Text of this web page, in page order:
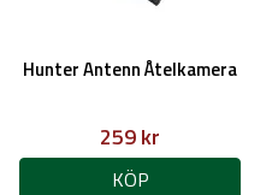
Hunter Antenn Åtelkamera
259 kr
KÖP